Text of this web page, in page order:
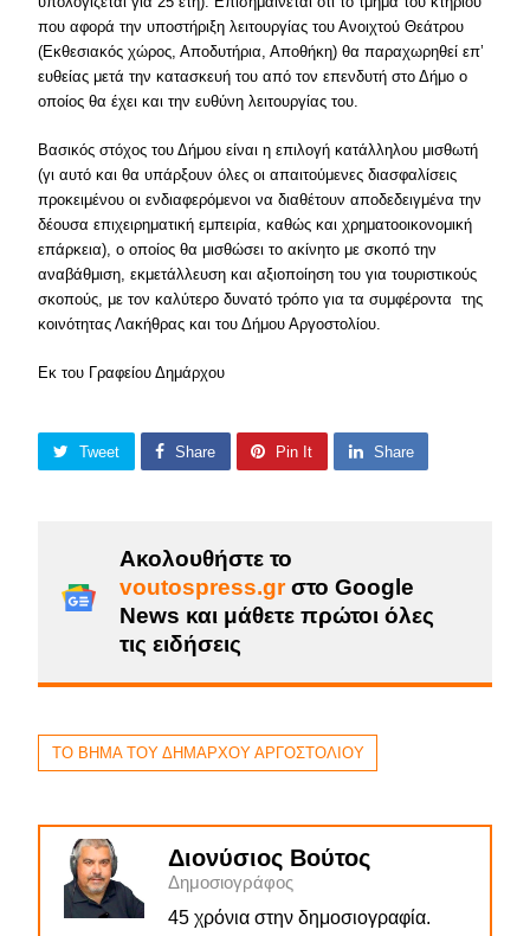
που αφορά την υποστήριξη λειτουργίας του Ανοιχτού Θεάτρου
(Εκθεσιακός χώρος, Αποδυτήρια, Αποθήκη) θα παραχωρηθεί επ’
ευθείας μετά την κατασκευή του από τον επενδυτή στο Δήμο ο
οποίος θα έχει και την ευθύνη λειτουργίας του.
Βασικός στόχος του Δήμου είναι η επιλογή κατάλληλου μισθωτή
(γι αυτό και θα υπάρξουν όλες οι απαιτούμενες διασφαλίσεις
προκειμένου οι ενδιαφερόμενοι να διαθέτουν αποδεδειγμένα την
δέουσα επιχειρηματική εμπειρία, καθώς και χρηματοοικονομική
επάρκεια), ο οποίος θα μισθώσει το ακίνητο με σκοπό την
αναβάθμιση, εκμετάλλευση και αξιοποίηση του για τουριστικούς
σκοπούς, με τον καλύτερο δυνατό τρόπο για τα συμφέροντα της
κοινότητας Λακήθρας και του Δήμου Αργοστολίου.
Εκ του Γραφείου Δημάρχου
Tweet Share Pin It Share
Ακολουθήστε το
voutospress.grστο Google
News και μάθετε πρώτοι όλες
τις ειδήσεις
ΤΟ ΒΗΜΑ ΤΟΥ ΔΗΜΑΡΧΟΥ ΑΡΓΟΣΤΟΛΙΟΥ
Διονύσιος Βούτος
Δημοσιογράφος
45 χρόνια στην δημοσιογραφία.